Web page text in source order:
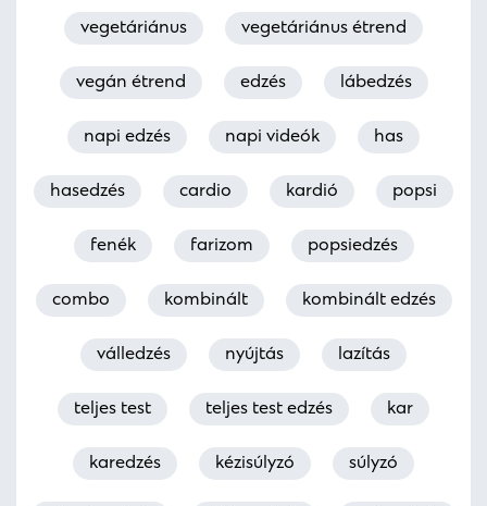
vegetáriánus vegetáriánus étrend
vegán étrend edzés lábedzés
napi edzés napi videók has
hasedzés cardio kardió popsi
fenék farizom popsiedzés
combo kombinált kombinált edzés
válledzés nyújtás lazítás
teljes test teljes test edzés kar
karedzés kézisúlyzó súlyzó